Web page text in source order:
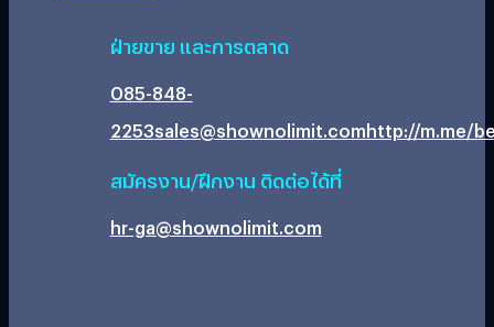
ฝ่ายขาย และการตลาด
085-848-
2253sales@shownolimit.comhttp://m.me/
สมัครงาน/ฝึกงาน ติดต่อได้ที่
hr-ga@shownolimit.com